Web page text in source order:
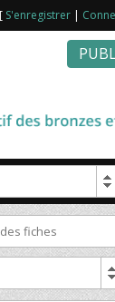
[ S'enregistrer|